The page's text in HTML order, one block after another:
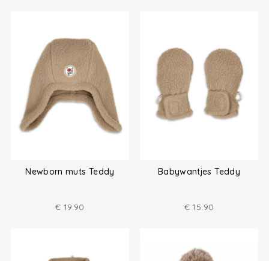
Newborn muts Teddy
€ 19.90
Babywantjes Teddy
€ 15.90